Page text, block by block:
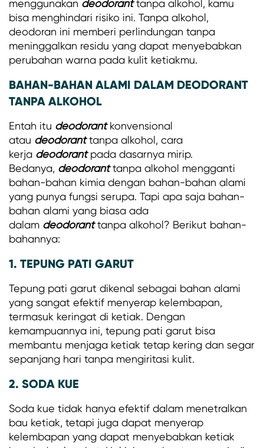
menggunakan deodoranttanpa alkohol, kamu
bisa menghindari risiko ini. Tanpa alkohol,
deodoran ini memberi perlindungan tanpa
meninggalkan residu yang dapat menyebabkan
perubahan warna pada kulit ketiakmu.
BAHAN-BAHAN ALAMI DALAM DEODORANT
TANPA ALKOHOL
Entah itu deodorantkonvensional
atau deodoranttanpa alkohol, cara
kerja deodorantpada dasarnya mirip.
Bedanya, deodoranttanpa alkohol mengganti
bahan-bahan kimia dengan bahan-bahan alami
yang punya fungsi serupa. Tapi apa saja bahan-
bahan alami yang biasa ada
dalam deodoranttanpa alkohol? Berikut bahan-
bahannya:
1. TEPUNG PATI GARUT
Tepung pati garut dikenal sebagai bahan alami
yang sangat efektif menyerap kelembapan,
termasuk keringat di ketiak. Dengan
kemampuannya ini, tepung pati garut bisa
membantu menjaga ketiak tetap kering dan segar
sepanjang hari tanpa mengiritasi kulit.
2. SODA KUE
Soda kue tidak hanya efektif dalam menetralkan
bau ketiak, tetapi juga dapat menyerap
kelembapan yang dapat menyebabkan ketiak